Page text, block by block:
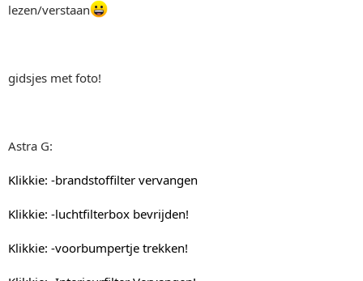
lezen/verstaan
gidsjes met foto!
Astra G:
Klikkie: -brandstoffilter vervangen
Klikkie: -luchtfilterbox bevrijden!
Klikkie: -voorbumpertje trekken!